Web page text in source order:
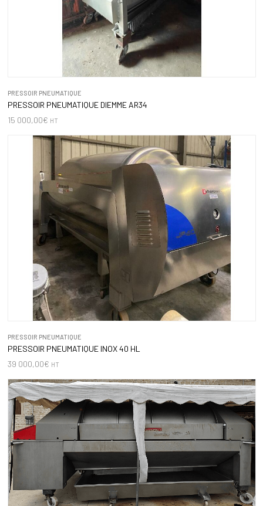
PRESSOIR PNEUMATIQUE
PRESSOIR PNEUMATIQUE DIEMME AR34
15 000,00€ HT
PRESSOIR PNEUMATIQUE
PRESSOIR PNEUMATIQUE INOX 40 HL
39 000,00€ HT